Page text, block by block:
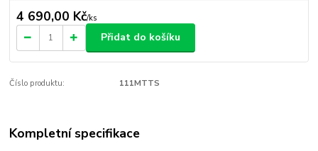
4 690,00 Kč/ks
Přidat do košíku
Číslo produktu: 111MTTS
Kompletní specifikace